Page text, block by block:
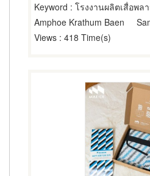
Keyword : โรงงานผลิตเสื่อพล
Amphoe Krathum Baen
Views : 418 Time(s)